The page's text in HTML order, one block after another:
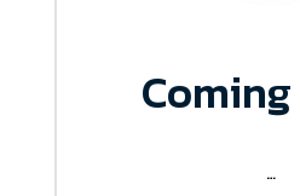
…